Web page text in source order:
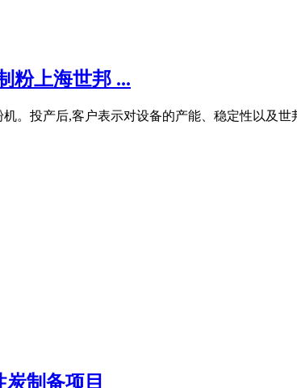
粉上海世邦 ...
。投产后,客户表示对设备的产能、稳定性以及
制备项目